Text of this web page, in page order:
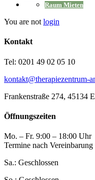
Raum Mieten
You are not login
Kontakt
Tel: 0201 49 02 05 10
kontakt@therapiezentrum-
Frankenstraße 274, 45134
Öffnungszeiten
Mo. – Fr. 9:00 – 18:00 Uhr
Termine nach Vereinbarung
Sa.: Geschlossen